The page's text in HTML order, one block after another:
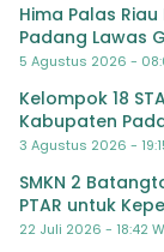
Hima Palas
Padang Lawas
Padang Lawas
5 Agustus 2026 -
Kelompok 18
Kabupaten
3 Agustus 2026 -
SMKN 2
PTAR untuk
22 Juli 2026 - 18:42